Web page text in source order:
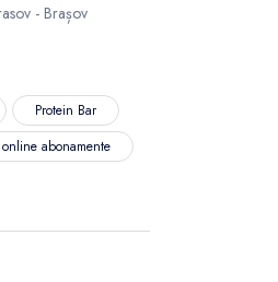
- Brașov
Protein Bar
online abonamente